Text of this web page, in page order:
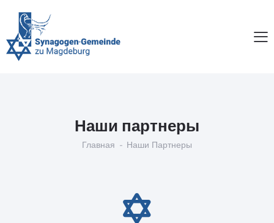
Наши партнеры
Главная Наши Партнеры